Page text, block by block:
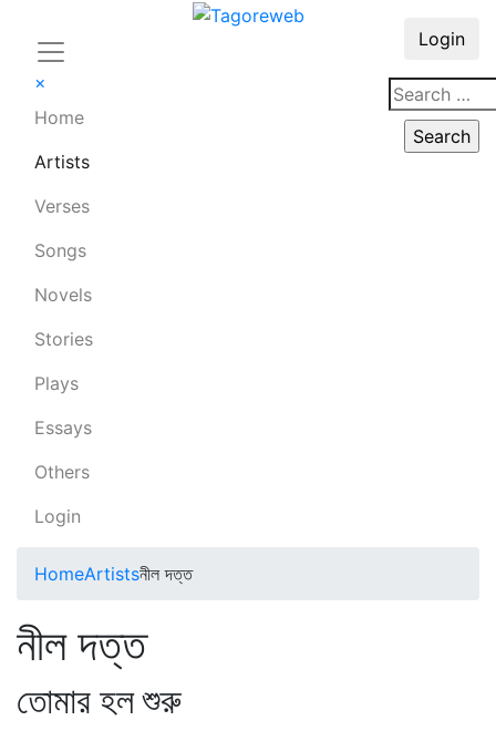
×
Home
Artists
Verses
Songs
Novels
Stories
Plays
Essays
Others
Login
Login
HomeArtistsনীল দত্ত
নীল দত্ত
তোমার হল শুরু